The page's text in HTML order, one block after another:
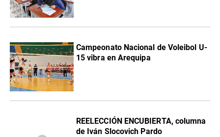
Campeonato Nacional de Voleibol U-
15 vibra en Arequipa
REELECCIÓN ENCUBIERTA, columna
de Iván Slocovich Pardo